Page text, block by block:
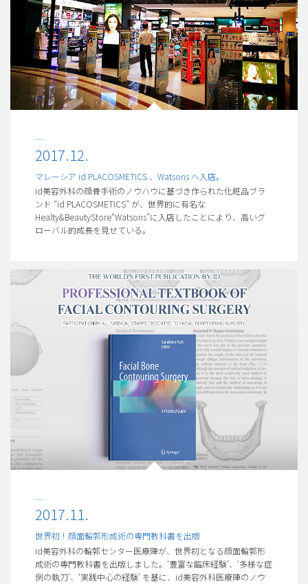
2017.12.
マレーシア id PLACOSMETICS 、Watsons へ入店。
id美容外科の顔骨手術のノウハウに基づき作られた化粧品ブラ
ンド “id PLACOSMETICS” が、世界的に有名な
Healty&BeautyStore“Watsons”に入店したことにより、高いグ
ローバル的成長を見せている。
2017.11.
世界初！顔面輪郭形成術の専門教科書を出版
id美容外科の輪郭センター医療陣が、世界初となる顔面輪郭形
成術の専門教科書を出版しました。‘豊富な臨床経験’、‘多様な症
例の執刀’、‘実践中心の経験’ を基に、id美容外科医療陣のノウ